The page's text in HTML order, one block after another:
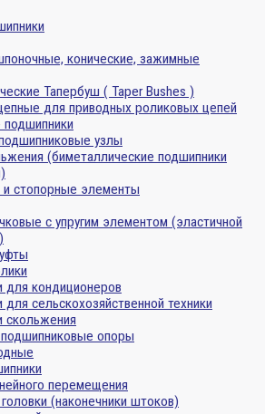
конические, зажимные
Тапербуш ( Taper Bushes )
для приводных роликовых цепей
узлы
(биметаллические подшипники
стопорные элементы
с упругим элементом (эластичной
для кондиционеров
сельскохозяйственной техники
скольжения
опоры
перемещения
(наконечники штоков)